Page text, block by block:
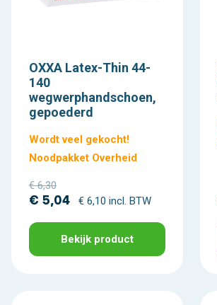
OXXA Latex-Thin 44-
140
wegwerphandschoen,
gepoederd
Wordt veel gekocht!
Noodpakket Overheid
€ 6,30
€ 5,04 € 6,10 incl. BTW
Bekijk product